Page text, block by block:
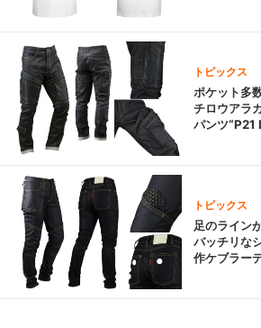
トピックス
ポケット多
チロウアラ
パンツ“P21
トピックス
足のライン
バッチリな
作ケブラー